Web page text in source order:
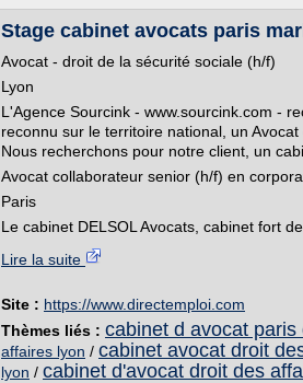
Stage cabinet avocats paris
Avocat - droit de la sécurité sociale (h/f)
Lyon
L'Agence Sourcink - www.sourcink.com -
reconnu sur le territoire national, un
Nous recherchons pour notre client, un
Avocat collaborateur senior (h/f) en
Paris
Le cabinet DELSOL Avocats, cabinet fort
Lire la suite
Site : https://www.directemploi.com
Thèmes liés : cabinet d avocat
affaires lyon / cabinet avocat droit
lyon / cabinet d'avocat droit des